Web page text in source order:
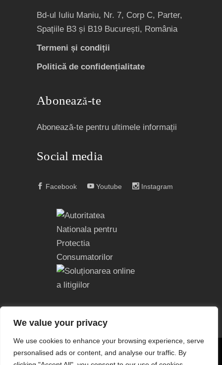
We value your privacy
We use cookies to enhance your browsing experience, serve
personalised ads or content, and analyse our traffic. By
Bd-ul Iuliu Maniu, Nr. 7, Corp C, Parter,
Spațiile B3 și B19 București, România
Termeni și condiții
Politică de confidențialitate
Abonează-te
Abonează-te pentru ultimele informații
Social media
Facebook Youtube Instagram
COPYRIGHT © 2004 – 2023
EDITURA ACREDITATĂ CNCS